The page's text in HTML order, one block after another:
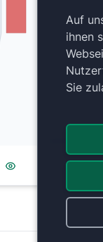
Auf
ihnen
Sie